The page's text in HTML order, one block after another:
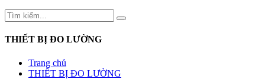
THIẾT BỊ ĐO LƯỜNG
Trang chủ
THIẾT BỊ ĐO LƯỜNG